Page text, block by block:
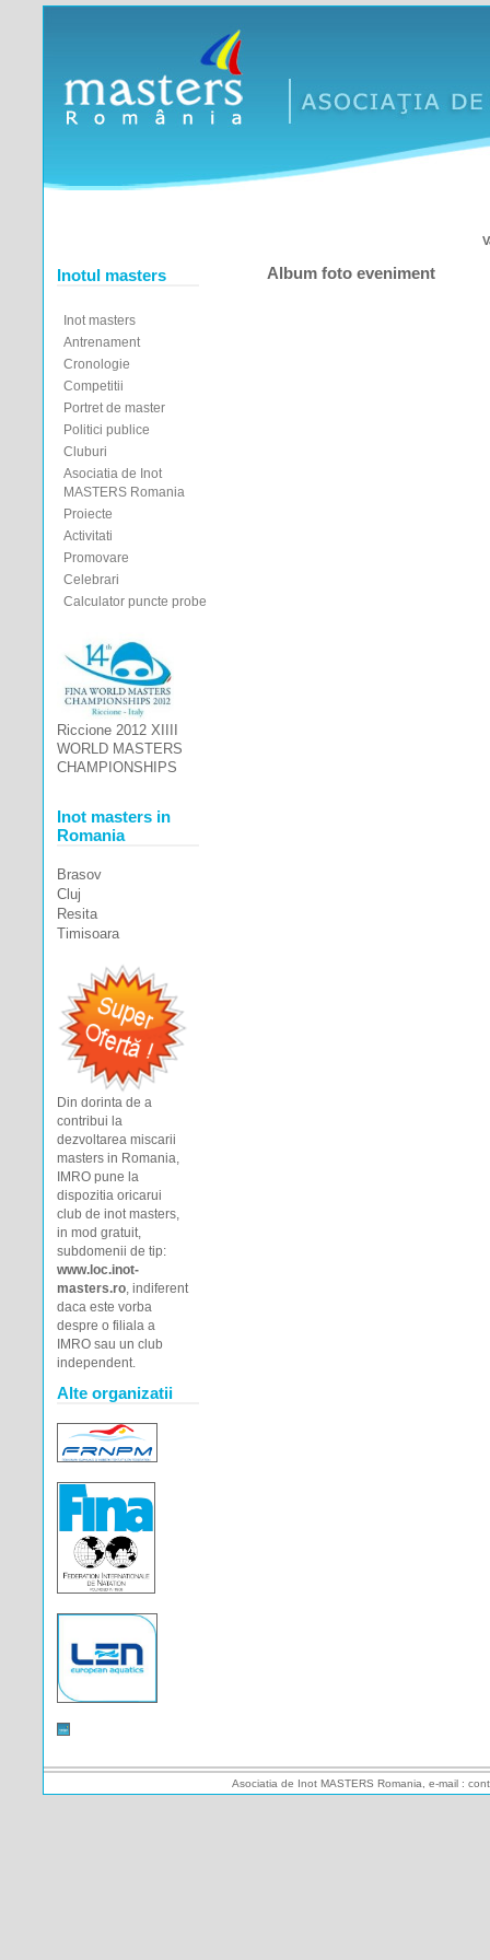
Inotul masters
Inot masters
Antrenament
Cronologie
Competitii
Portret de master
Politici publice
Cluburi
Asociatia de Inot
MASTERS Romania
Proiecte
Activitati
Promovare
Celebrari
Calculator puncte probe
Riccione 2012 XIIII
WORLD MASTERS
CHAMPIONSHIPS
Inot masters in
Romania
Brasov
Cluj
Resita
Timisoara
Din dorinta de a
contribui la
dezvoltarea miscarii
masters in Romania,
IMRO pune la
dispozitia oricarui
club de inot masters,
in mod gratuit,
subdomenii de tip:
www.loc.inot-
masters.ro , indiferent
daca este vorba
despre o filiala a
IMRO sau un club
independent.
Alte organizatii
Album foto eveniment
Asociatia de Inot MASTERS Romania, e-mail :